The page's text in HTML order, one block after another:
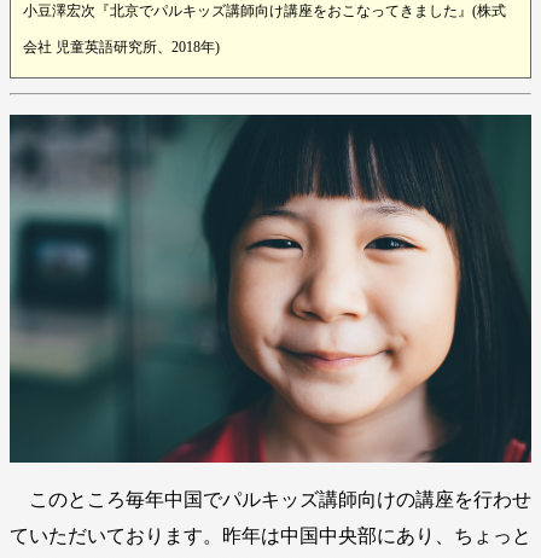
小豆澤宏次『北京でパルキッズ講師向け講座をおこなってきました』(株式
会社 児童英語研究所、2018年)
このところ毎年中国でパルキッズ講師向けの講座を行わせ
ていただいております。昨年は中国中央部にあり、ちょっと